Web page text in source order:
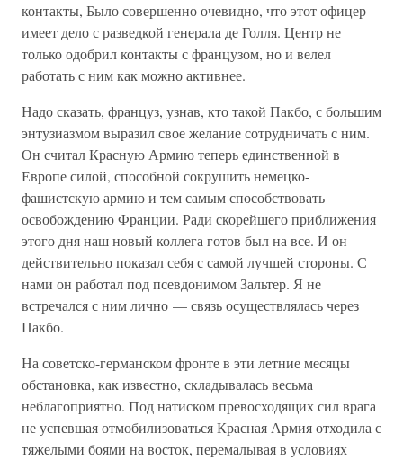
контакты, Было совершенно очевидно, что этот офицер
имеет дело с разведкой генерала де Голля. Центр не
только одобрил контакты с французом, но и велел
работать с ним как можно активнее.
Надо сказать, француз, узнав, кто такой Пакбо, с большим
энтузиазмом выразил свое желание сотрудничать с ним.
Он считал Красную Армию теперь единственной в
Европе силой, способной сокрушить немецко-
фашистскую армию и тем самым способствовать
освобождению Франции. Ради скорейшего приближения
этого дня наш новый коллега готов был на все. И он
действительно показал себя с самой лучшей стороны. С
нами он работал под псевдонимом Зальтер. Я не
встречался с ним лично — связь осуществлялась через
Пакбо.
На советско-германском фронте в эти летние месяцы
обстановка, как известно, складывалась весьма
неблагоприятно. Под натиском превосходящих сил врага
не успевшая отмобилизоваться Красная Армия отходила с
тяжелыми боями на восток, перемалывая в условиях